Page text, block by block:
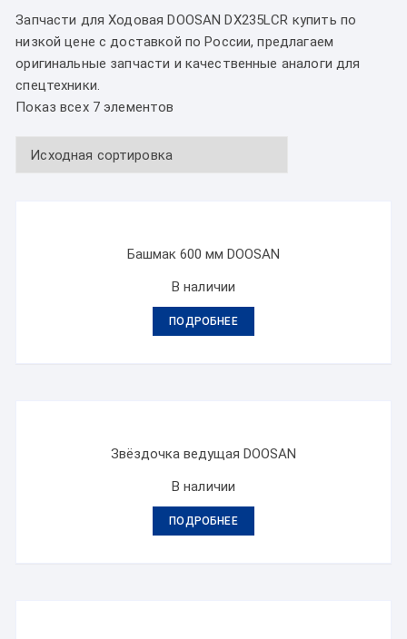
Запчасти для Ходовая DOOSAN DX235LCR купить по
низкой цене с доставкой по России, предлагаем
оригинальные запчасти и качественные аналоги для
спецтехники.
Показ всех 7 элементов
Башмак 600 мм DOOSAN
В наличии
ПОДРОБНЕЕ
Звёздочка ведущая DOOSAN
В наличии
ПОДРОБНЕЕ